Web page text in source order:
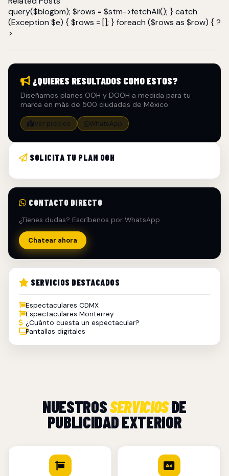
query($blogbm); $rows = $stm->fetchAll(); } catch
(Exception $e) { $rows = []; } foreach ($rows as $row) { ?
>
¿QUIERES RESULTADOS COMO ESTOS?
Diseñamos planes OOH y DOOH a medida para tu
marca en más de 500 ciudades de México.
Ver precios WhatsApp
SOLICITA TU PLAN OOH
CONTACTO DIRECTO
¿Tienes dudas? Escríbenos por WhatsApp.
Chatear ahora
SERVICIOS DESTACADOS
Espectaculares CDMX
Espectaculares Monterrey
¿Cuánto cuesta un espectacular?
Pantallas digitales
NUESTROSSERVICIOSDE
PUBLICIDAD EXTERIOR